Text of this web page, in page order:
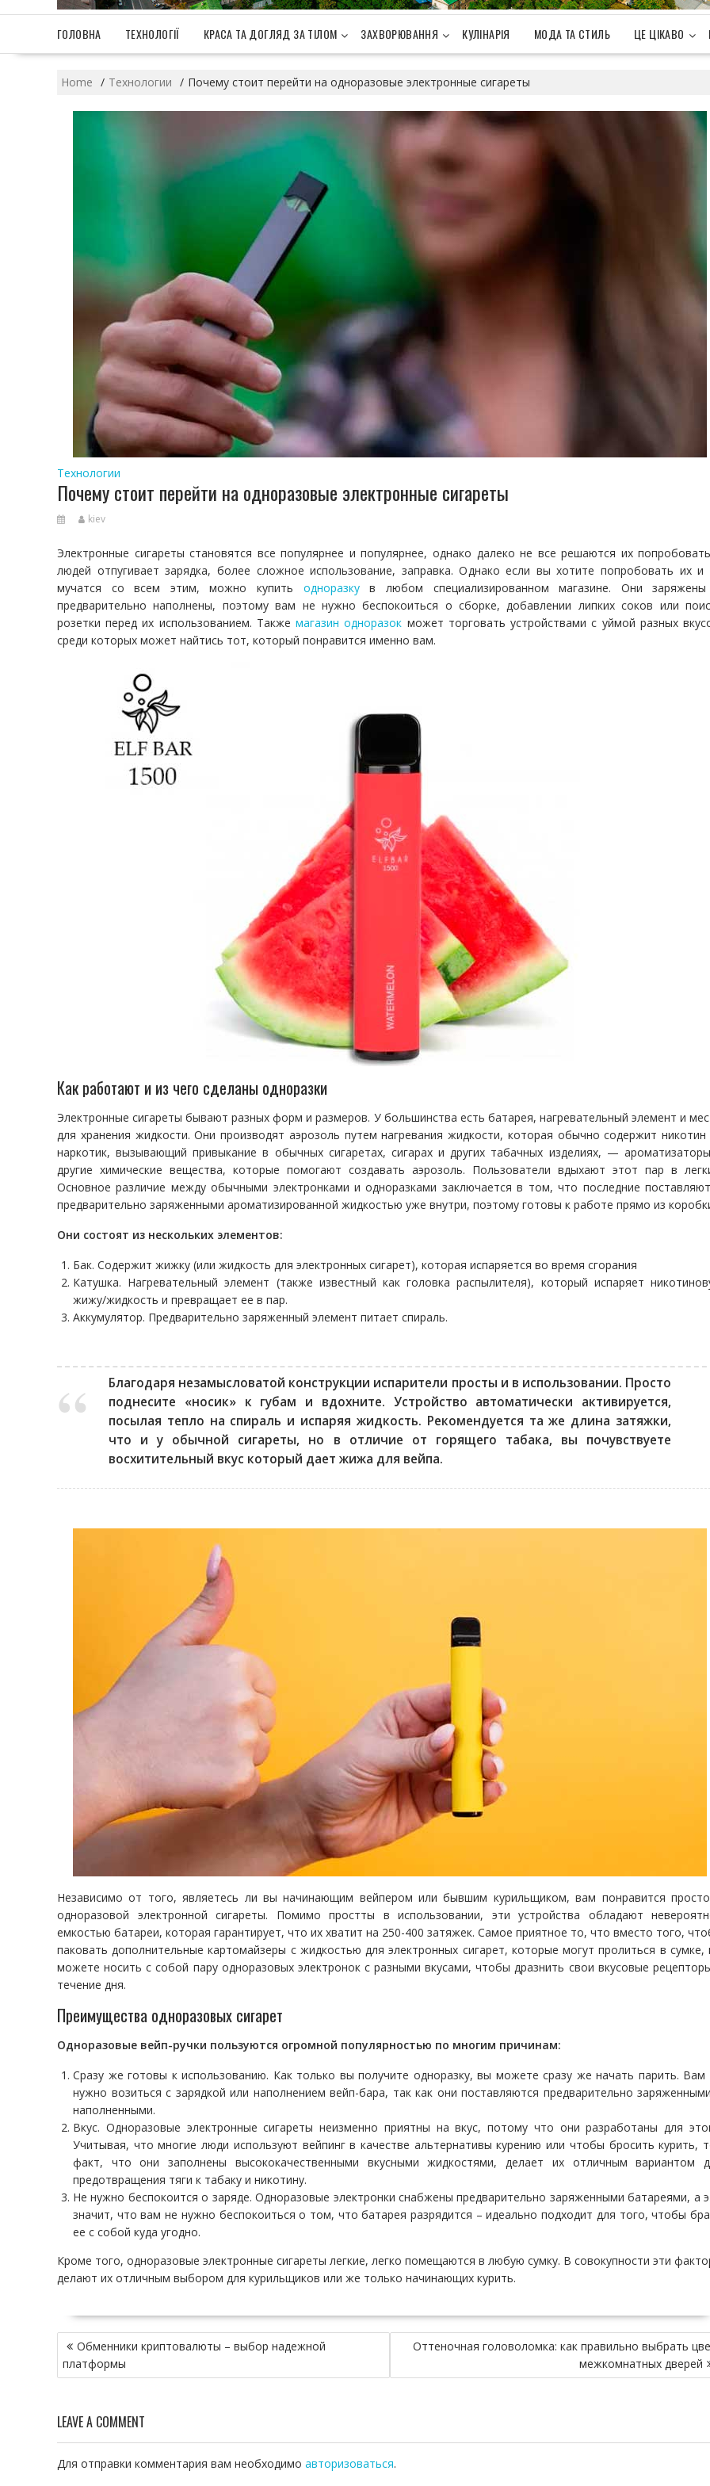
ГОЛОВНА ТЕХНОЛОГІЇ КРАСА ТА ДОГЛЯД ЗА ТІЛОМ ЗАХВОРЮВАННЯ КУЛІНАРІЯ МОДА ТА СТИЛЬ ЦЕ ЦІКАВО
Home Технологии Почему стоит перейти на одноразовые электронные сигареты
Технологии
Почему стоит перейти на одноразовые электронные сигареты
kiev
Электронные сигареты становятся все популярнее и популярнее, однако далеко не все решаются их
людей отпугивает зарядка, более сложное использование, заправка. Однако если вы хотите попробовать их и
мучатся со всем этим, можно купить одноразкув любом специализированном магазине. Они
предварительно наполнены, поэтому вам не нужно беспокоиться о сборке, добавлении липких соков или
розетки перед их использованием. Такжемагазин одноразок может торговать устройствами с уймой разных
среди которых может найтись тот, который понравится именно вам.
Как работают и из чего сделаны одноразки
Электронные сигареты бывают разных форм и размеров. У большинства есть батарея, нагревательный элемент и
для хранения жидкости. Они производят аэрозоль путем нагревания жидкости, которая обычно содержит
наркотик, вызывающий привыкание в обычных сигаретах, сигарах и других табачных изделиях, —
другие химические вещества, которые помогают создавать аэрозоль. Пользователи вдыхают этот пар в
Основное различие между обычными электронками и одноразками заключается в том, что последние
предварительно заряженными ароматизированной жидкостью уже внутри, поэтому готовы к работе прямо из
Они состоят из нескольких элементов:
Бак. Содержит жижку (или жидкость для электронных сигарет), которая испаряется во время сгорания
Катушка. Нагревательный элемент (также известный как головка распылителя), который испаряет
жижу/жидкость и превращает ее в пар.
Аккумулятор. Предварительно заряженный элемент питает спираль.
Благодаря незамысловатой конструкции испарители просты и в использовании. Просто
поднесите «носик» к губам и вдохните. Устройство автоматически активируется,
посылая тепло на спираль и испаряя жидкость. Рекомендуется та же длина затяжки,
что и у обычной сигареты, но в отличие от горящего табака, вы почувствуете
восхитительный вкус который дает жижа для вейпа.
Независимо от того, являетесь ли вы начинающим вейпером или бывшим курильщиком, вам понравится
одноразовой электронной сигареты. Помимо простты в использовании, эти устройства обладают
емкостью батареи, которая гарантирует, что их хватит на 250-400 затяжек. Самое приятное то, что вместо того,
паковать дополнительные картомайзеры с жидкостью для электронных сигарет, которые могут пролиться в сумке,
можете носить с собой пару одноразовых электронок с разными вкусами, чтобы дразнить свои вкусовые
течение дня.
Преимущества одноразовых сигарет
Одноразовые вейп-ручки пользуются огромной популярностью по многим причинам:
Сразу же готовы к использованию. Как только вы получите одноразку, вы можете сразу же начать парить. Вам
нужно возиться с зарядкой или наполнением вейп-бара, так как они поставляются предварительно
наполненными.
Вкус. Одноразовые электронные сигареты неизменно приятны на вкус, потому что они разработаны для
Учитывая, что многие люди используют вейпинг в качестве альтернативы курению или чтобы бросить курить,
факт, что они заполнены высококачественными вкусными жидкостями, делает их отличным вариантом
предотвращения тяги к табаку и никотину.
Не нужно беспокоится о заряде. Одноразовые электронки снабжены предварительно заряженными батареями, а
значит, что вам не нужно беспокоиться о том, что батарея разрядится – идеально подходит для того, чтобы
ее с собой куда угодно.
Кроме того, одноразовые электронные сигареты легкие, легко помещаются в любую сумку. В совокупности эти
делают их отличным выбором для курильщиков или же только начинающих курить.
Н
а
в
г
а
ц
и
Обменники криптовалюты – выбор надежной
платформы
Оттеночная головоломка: как правильно выбрать
межкомнатных дверей
LEAVE A COMMENT
Для отправки комментария вам необходимо авторизоваться.